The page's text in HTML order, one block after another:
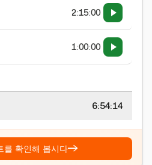
2:15:00
1:00:00
6:54:15
를 확인해 봅시다→